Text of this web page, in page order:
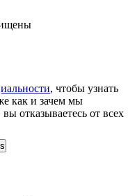
, чтобы узнать
как и зачем мы
отказываетесь от всех